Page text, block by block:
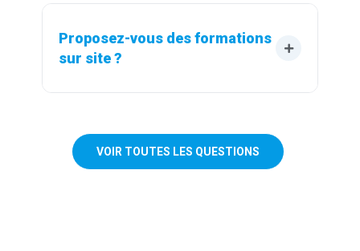
Proposez-vous des formations
sur site ?
VOIR TOUTES LES QUESTIONS